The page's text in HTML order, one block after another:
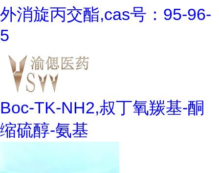
外消旋丙交酯,cas号：95-96-
5
Boc-TK-NH2,叔丁氧羰基-酮
缩硫醇-氨基